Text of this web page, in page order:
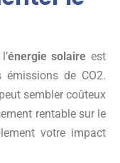
énergie solaire est
émissions de CO2.
sembler coûteux
rentable sur le
votre impact